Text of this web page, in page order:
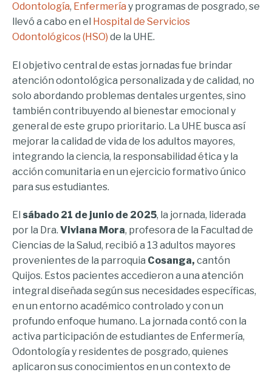
Odontología, Enfermería y programas de posgrado, se
llevó a cabo en el Hospital de Servicios
Odontológicos (HSO) de la UHE.
El objetivo central de estas jornadas fue brindar
atención odontológica personalizada y de calidad, no
solo abordando problemas dentales urgentes, sino
también contribuyendo al bienestar emocional y
general de este grupo prioritario. La UHE busca así
mejorar la calidad de vida de los adultos mayores,
integrando la ciencia, la responsabilidad ética y la
acción comunitaria en un ejercicio formativo único
para sus estudiantes.
El sábado 21 de junio de 2025, la jornada, liderada
por la Dra. Viviana Mora, profesora de la Facultad de
Ciencias de la Salud, recibió a 13 adultos mayores
provenientes de la parroquia Cosanga, cantón
Quijos. Estos pacientes accedieron a una atención
integral diseñada según sus necesidades específicas,
en un entorno académico controlado y con un
profundo enfoque humano. La jornada contó con la
activa participación de estudiantes de Enfermería,
Odontología y residentes de posgrado, quienes
aplicaron sus conocimientos en un contexto de